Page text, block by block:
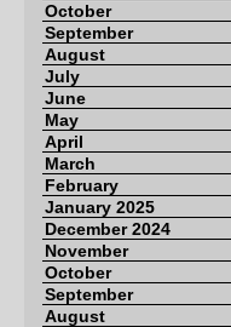
October
September
August
July
June
May
April
March
February
January 2025
December 2024
November
October
September
August